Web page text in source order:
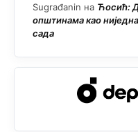
Sugrađanin на Ћосић:
општинама као
сада